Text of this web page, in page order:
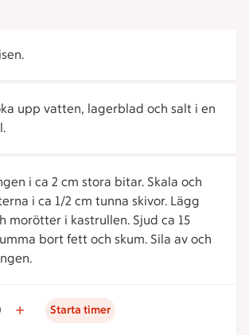
upp vatten, lagerblad och salt i en
i ca 2 cm stora bitar. Skala och
i ca 1/2 cm tunna skivor. Lägg
morötter i kastrullen. Sjud ca 15
bort fett och skum. Sila av och
Starta timer